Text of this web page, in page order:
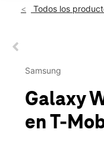
access_time
Dom.: cerrado
Jue.:Cerrado
Sáb.:
Cerrado
location_on
24272 East Prospect
Todos los
This carousel
Samsung
Galaxy
en T-